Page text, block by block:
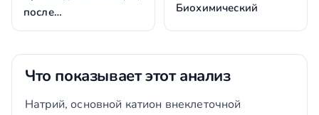
после…
Биохимический
Что показывает этот анализ
Натрий, основной катион внеклеточной